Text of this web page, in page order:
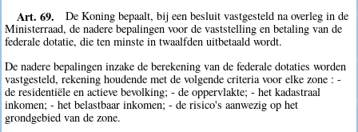
Art. 69.
De Koning bepaalt, bij een besluit vastgesteld na overleg in de
Ministerraad, de nadere bepalingen voor de vaststelling en betaling van de
federale dotatie, die ten minste in twaalfden uitbetaald wordt.
De nadere bepalingen inzake de berekening van de federale dotaties worden
vastgesteld, rekening houdende met de volgende criteria voor elke zone : -
de residentiële en actieve bevolking; - de oppervlakte; - het kadastraal
inkomen; - het belastbaar inkomen; - de risico's aanwezig op het
grondgebied van de zone.